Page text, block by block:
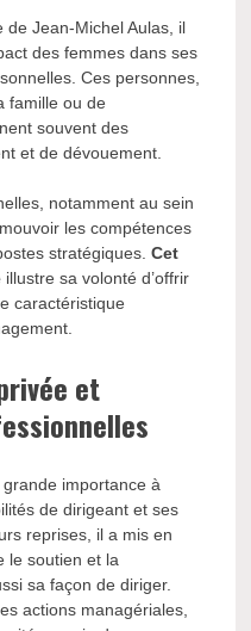
de Jean-Michel Aulas, il
des femmes dans ses
Ces personnes,
famille ou de
souvent des
et de dévouement.
notamment au sein
les compétences
stratégiques.Cet
illustre sa volonté d’offrir
caractéristique
et
importance à
de dirigeant et ses
reprises, il a mis en
le soutien et la
sa façon de diriger.
actions managériales,